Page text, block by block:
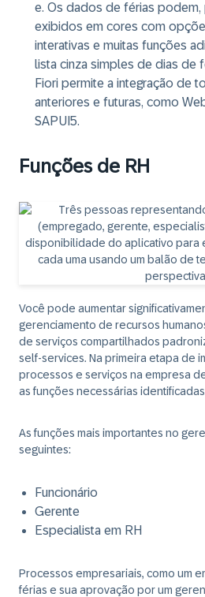
e. Os dados de férias
exibidos em cores com
interativas e muitas funções
lista cinza simples de dias de
Fiori permite a integração de
anteriores e futuras, como
SAPUI5.
Funções de RH
Você pode aumentar
gerenciamento de recursos
de serviços compartilhados
self-services. Na primeira etapa de
processos e serviços na empresa
as funções necessárias
As funções mais importantes no
seguintes:
Funcionário
Gerente
Especialista em RH
Processos empresariais, como um
férias e sua aprovação por um